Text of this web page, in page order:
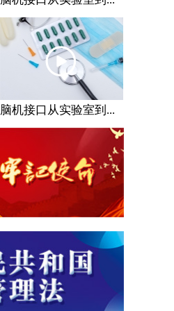
脑机接口从实验室到...